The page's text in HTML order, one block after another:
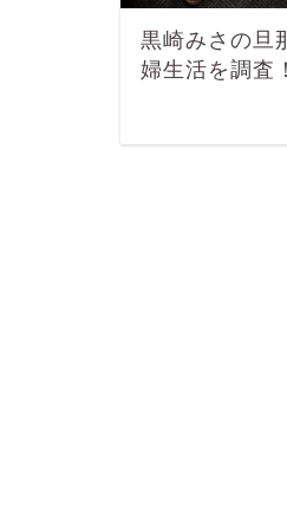
黒崎みさの旦
婦生活を調査！